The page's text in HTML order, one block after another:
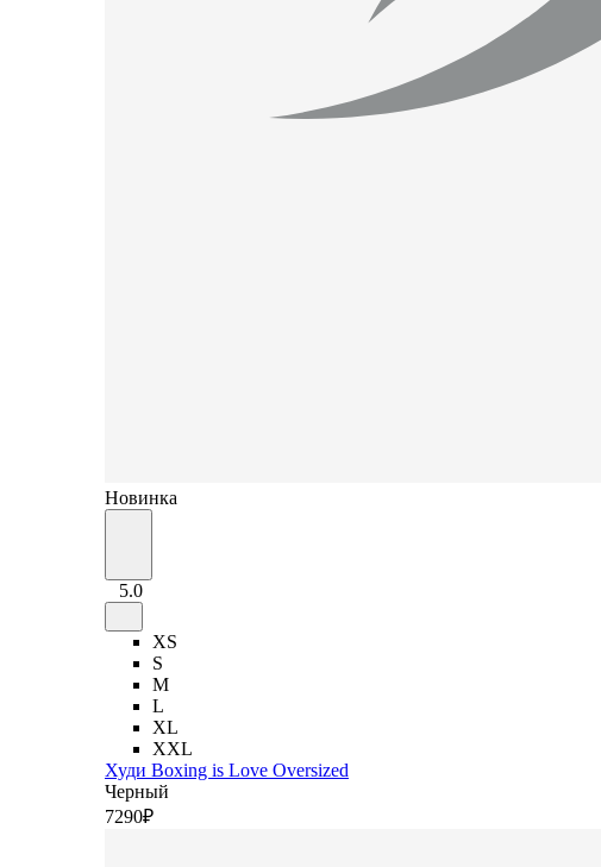
Новинка
5.0
XS
S
M
L
XL
XXL
Худи Boxing is Love Oversized
Черный
7290₽